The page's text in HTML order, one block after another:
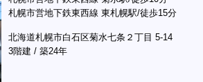
札幌市営地下鉄東西線 東札幌駅/徒歩15分
北海道札幌市白石区菊水七条２丁目 5-14
3階建 / 築24年